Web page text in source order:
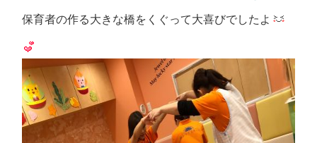
保育者の作る大きな橋をくぐって大喜びでしたよ